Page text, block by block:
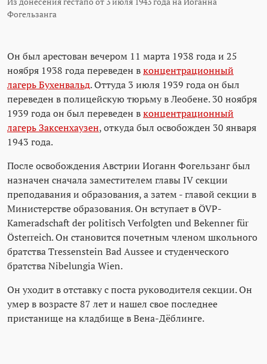
Фогельзанга
Он был арестован вечером 11 марта 1938 года и 25
ноября 1938 года переведен вконцентрационный
лагерь Бухенвальд. Оттуда 3 июля 1939 года он был
переведен в полицейскую тюрьму в Леобене. 30 ноября
1939 года он был переведен вконцентрационный
лагерь Заксенхаузен, откуда был освобожден 30 января
1943 года.
После освобождения Австрии Иоганн Фогельзанг был
назначен сначала заместителем главы IV секции
преподавания и образования, а затем - главой секции в
Министерстве образования. Он вступает в ÖVP-
Kameradschaft der politisch Verfolgten und Bekenner für
Österreich. Он становится почетным членом школьного
братства Tressenstein Bad Aussee и студенческого
братства Nibelungia Wien.
Он уходит в отставку с поста руководителя секции. Он
умер в возрасте 87 лет и нашел свое последнее
пристанище на кладбище в Вена-Дёблинге.